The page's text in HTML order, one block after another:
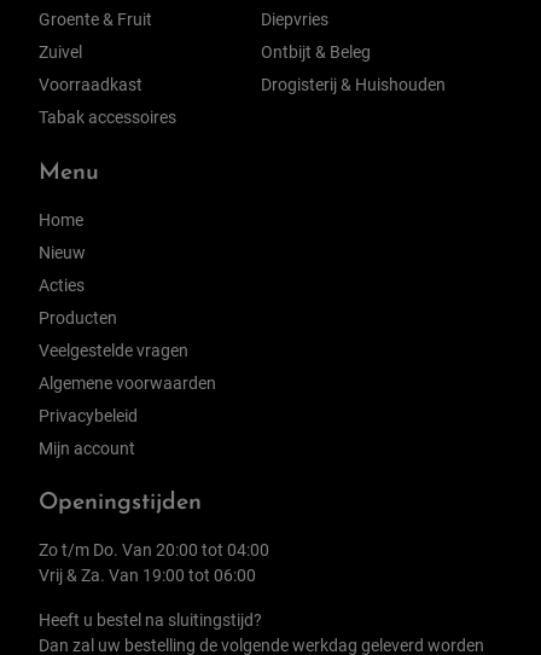
Groente & Fruit
Zuivel
Voorraadkast
Tabak accessoires
Diepvries
Ontbijt & Beleg
Drogisterij & Huishouden
Menu
Home
Nieuw
Acties
Producten
Veelgestelde vragen
Algemene voorwaarden
Privacybeleid
Mijn account
Openingstijden
Zo t/m Do. Van 20:00 tot 04:00
Vrij & Za. Van 19:00 tot 06:00
Heeft u bestel na sluitingstijd?
Dan zal uw bestelling de volgende werkdag geleverd worden